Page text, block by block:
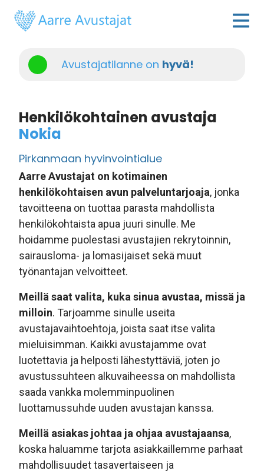
Avustajatilanne on hyvä!
Henkilökohtainen avustaja
Nokia
Pirkanmaan hyvinvointialue
Aarre Avustajat on kotimainen
henkilökohtaisen avun palveluntarjoaja, jonka
tavoitteena on tuottaa parasta mahdollista
henkilökohtaista apua juuri sinulle. Me
hoidamme puolestasi avustajien rekrytoinnin,
sairausloma- ja lomasijaiset sekä muut
työnantajan velvoitteet.
Meillä saat valita, kuka sinua avustaa, missä ja
milloin. Tarjoamme sinulle useita
avustajavaihtoehtoja, joista saat itse valita
mieluisimman. Kaikki avustajamme ovat
luotettavia ja helposti lähestyttäviä, joten jo
avustussuhteen alkuvaiheessa on mahdollista
saada vankka molemminpuolinen
luottamussuhde uuden avustajan kanssa.
Meillä asiakas johtaa ja ohjaa avustajaansa,
koska haluamme tarjota asiakkaillemme parhaat
mahdollisuudet tasavertaiseen ja